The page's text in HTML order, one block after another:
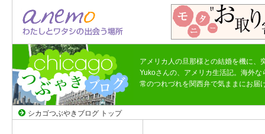
アメリカ人の旦那様との結婚を機に、
Yukoさんの、アメリカ生活記。海外
常のつれづれを関西弁で気ままにお届
シカゴつぶやきブログ トップ